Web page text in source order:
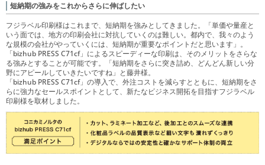
短納期の強みをこれからさらに伸ばしたい
フジラベル印刷様はこれまで、短納期を強みとしてきました。「単価や量産と
いう面では、地方の印刷会社に対抗していくのは難しい。都内で、我々のよう
な規模の会社がやっていくには、短納期が重要なポイントだと思います」。
「bizhub PRESS C71cf」によるスピーディーな印刷は、そのメリットをさらな
る強みとすることが可能です。「短納期をさらに突き詰め、どんどん新しい分
野にアピールしていきたいですね」と藤井様。
「bizhub PRESS C71cf」の導入で、外注コストを減らすとともに、短納期をさ
らに強力なセールスポイントとして、新たなビジネス開拓を目指すフジラベル
印刷様を取材しました。